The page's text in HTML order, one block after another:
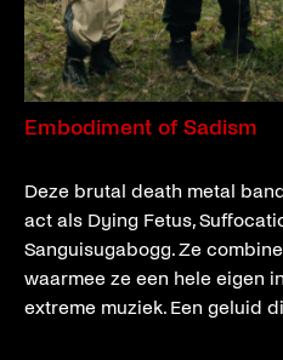
Embodiment of Sadism
Deze brutal death metal
act als Dying Fetus,
Sanguisugabogg. Ze
waarmee ze een hele eigen
extreme muziek. Een geluid